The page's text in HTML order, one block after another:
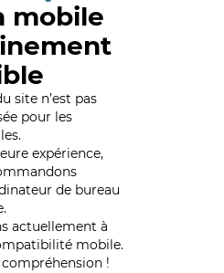
mobile
site n’est pas
pour les
expérience,
de bureau
actuellement à
mobile.
!